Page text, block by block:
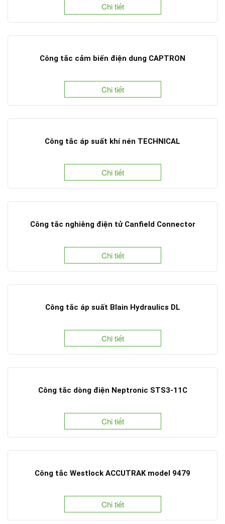
Chi tiết
Công tắc cảm biến điện dung CAPTRON
Chi tiết
Công tắc áp suất khí nén TECHNICAL
Chi tiết
Công tắc nghiêng điện tử Canfield Connector
Chi tiết
Công tắc áp suất Blain Hydraulics DL
Chi tiết
Công tắc dòng điện Neptronic STS3-11C
Chi tiết
Công tắc Westlock ACCUTRAK model 9479
Chi tiết